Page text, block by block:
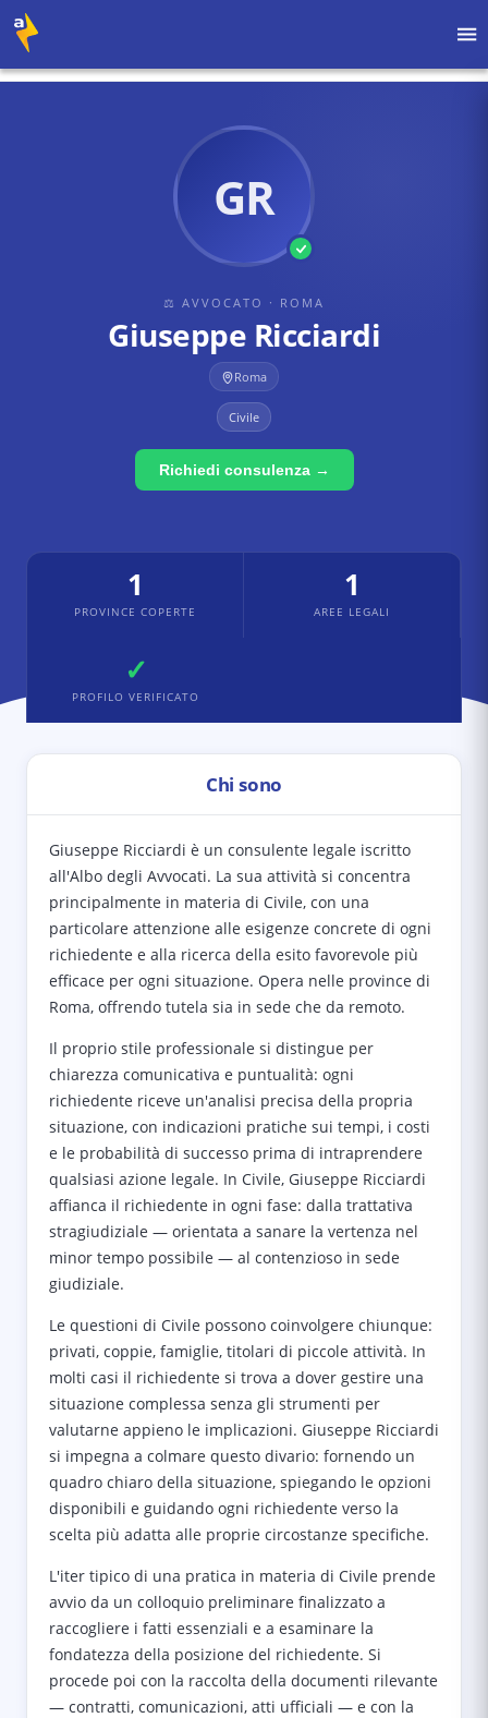
GR
⚖ AVVOCATO · ROMA
Giuseppe Ricciardi
Roma
Civile
Richiedi consulenza →
1
PROVINCE COPERTE
1
AREE LEGALI
✓
PROFILO VERIFICATO
Chi sono
Giuseppe Ricciardi è un consulente legale iscritto
all'Albo degli Avvocati. La sua attività si concentra
principalmente in materia di Civile, con una
particolare attenzione alle esigenze concrete di ogni
richiedente e alla ricerca della esito favorevole più
efficace per ogni situazione. Opera nelle province di
Roma, offrendo tutela sia in sede che da remoto.
Il proprio stile professionale si distingue per
chiarezza comunicativa e puntualità: ogni
richiedente riceve un'analisi precisa della propria
situazione, con indicazioni pratiche sui tempi, i costi
e le probabilità di successo prima di intraprendere
qualsiasi azione legale. In Civile, Giuseppe Ricciardi
affianca il richiedente in ogni fase: dalla trattativa
stragiudiziale — orientata a sanare la vertenza nel
minor tempo possibile — al contenzioso in sede
giudiziale.
Le questioni di Civile possono coinvolgere chiunque:
privati, coppie, famiglie, titolari di piccole attività. In
molti casi il richiedente si trova a dover gestire una
situazione complessa senza gli strumenti per
valutarne appieno le implicazioni. Giuseppe Ricciardi
si impegna a colmare questo divario: fornendo un
quadro chiaro della situazione, spiegando le opzioni
disponibili e guidando ogni richiedente verso la
scelta più adatta alle proprie circostanze specifiche.
L'iter tipico di una pratica in materia di Civile prende
avvio da un colloquio preliminare finalizzato a
raccogliere i fatti essenziali e a esaminare la
fondatezza della posizione del richiedente. Si
procede poi con la raccolta della documenti rilevante
— contratti, comunicazioni, atti ufficiali — e con la